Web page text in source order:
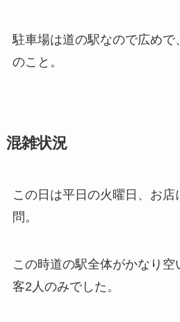
駐車場は道の駅なので広めで
のこと。
混雑状況
この日は平日の火曜日、お
問。
この時道の駅全体がかなり
客2人のみでした。